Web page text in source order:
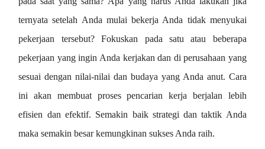
ternyata setelah Anda mulai bekerja Anda tidak menyukai
pekerjaan tersebut? Fokuskan pada satu atau beberapa
pekerjaan yang ingin Anda kerjakan dan di perusahaan yang
sesuai dengan nilai-nilai dan budaya yang Anda anut. Cara
ini akan membuat proses pencarian kerja berjalan lebih
efisien dan efektif. Semakin baik strategi dan taktik Anda
maka semakin besar kemungkinan sukses Anda raih.